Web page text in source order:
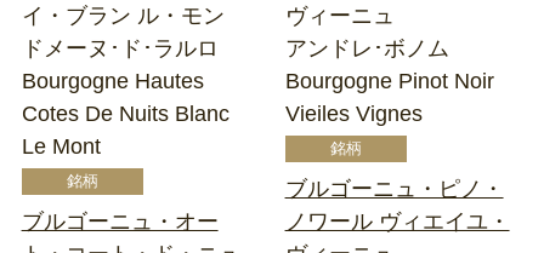
イ・ブラン ル・モン
ドメーヌ･ド･ラルロ
Bourgogne Hautes
Cotes De Nuits Blanc
Le Mont
ブルゴーニュ・オー
ヴィーニュ
アンドレ･ボノム
Bourgogne Pinot Noir
Vieiles Vignes
ブルゴーニュ・ピノ・
ノワール ヴィエイユ・